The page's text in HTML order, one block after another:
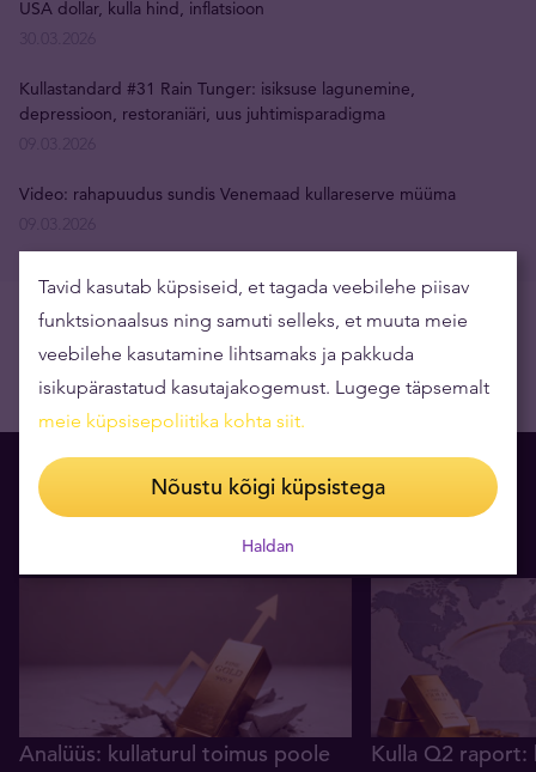
USA dollar, kulla hind, inflatsioon
Kullastandard #31 Rain Tunger: isiksuse lagunemine,
depressioon, restoraniäri, uus juhtimisparadigma
Video: rahapuudus sundis Venemaad kullareserve müüma
Lugemissoovitus Teile
Analüüs: kullaturul toimus poole
Kulla Q2 raport:
Tavid kasutab küpsiseid, et tagada veebilehe piisav
funktsionaalsus ning samuti selleks, et muuta meie
veebilehe kasutamine lihtsamaks ja pakkuda
isikupärastatud kasutajakogemust. Lugege täpsemalt
meie küpsisepoliitika kohta siit.
Nõustu kõigi küpsistega
Haldan